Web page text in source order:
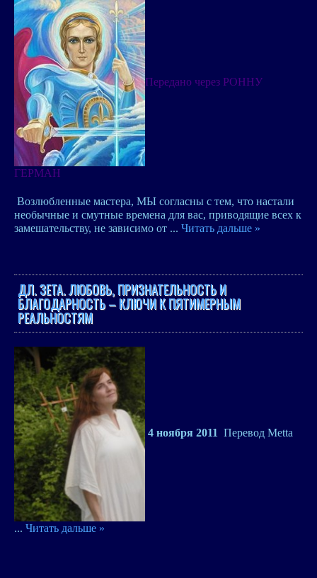
Передано через РОННУ
ГЕРМАН
Возлюбленные мастера, МЫ согласны с тем, что настали
необычные и смутные времена для вас, приводящие всех к
замешательству, не зависимо от ... Читать дальше »
ДЛ. ЗЕТА. ЛЮБОВЬ, ПРИЗНАТЕЛЬНОСТЬ И
БЛАГОДАРНОСТЬ – КЛЮЧИ К ПЯТИМЕРНЫМ
РЕАЛЬНОСТЯМ
4 ноября 2011 Перевод Metta
... Читать дальше »